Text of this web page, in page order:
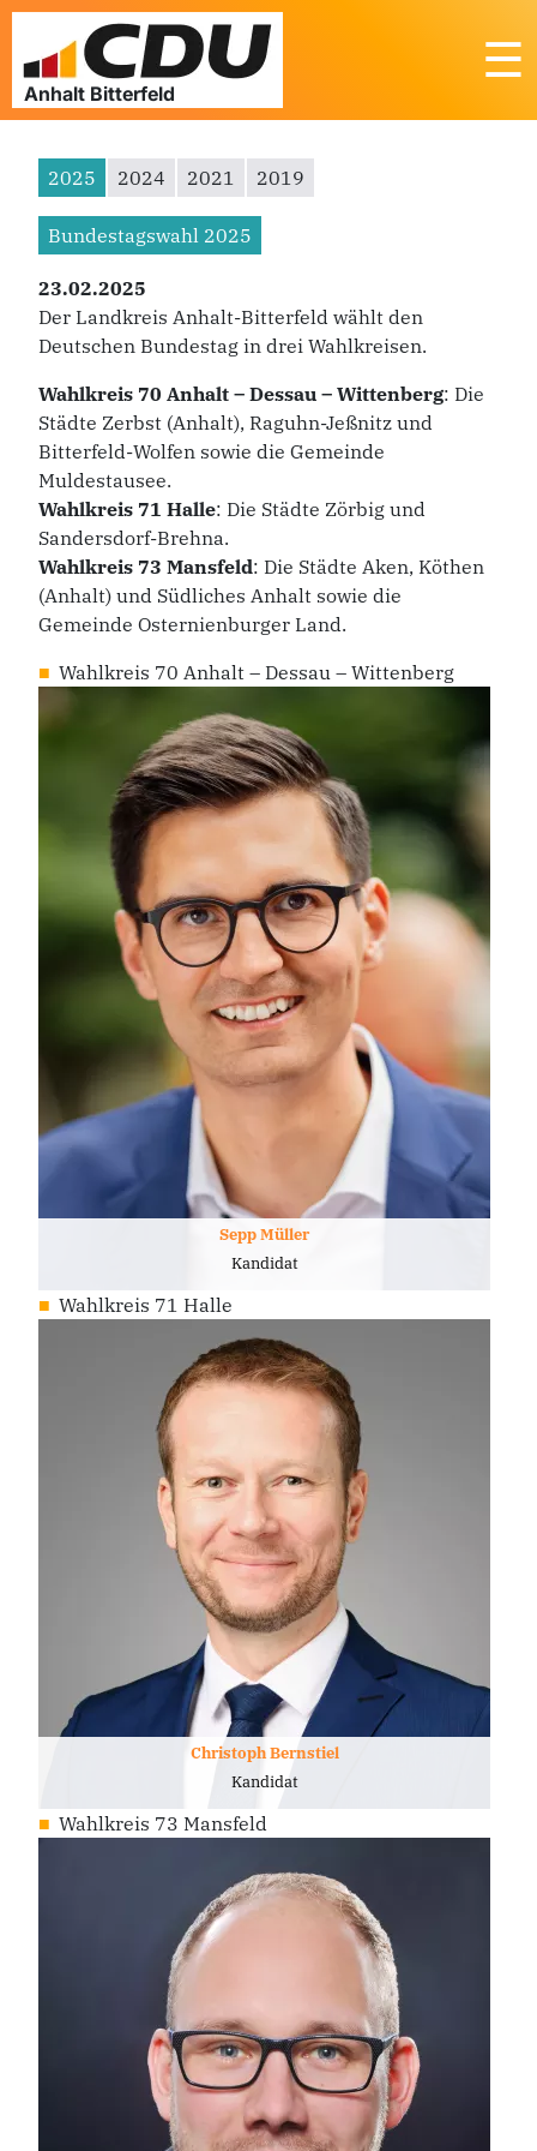
☰
2025 2024 2021 2019
Bundestagswahl 2025
23.02.2025
Der Landkreis Anhalt-Bitterfeld wählt den
Deutschen Bundestag in drei Wahlkreisen.
Wahlkreis 70 Anhalt – Dessau – Wittenberg: Die
Städte Zerbst (Anhalt), Raguhn-Jeßnitz und
Bitterfeld-Wolfen sowie die Gemeinde
Muldestausee.
Wahlkreis 71 Halle: Die Städte Zörbig und
Sandersdorf-Brehna.
Wahlkreis 73 Mansfeld: Die Städte Aken, Köthen
(Anhalt) und Südliches Anhalt sowie die
Gemeinde Osternienburger Land.
Wahlkreis 70 Anhalt – Dessau – Wittenberg
Sepp Müller
Kandidat
Wahlkreis 71 Halle
Christoph Bernstiel
Kandidat
Wahlkreis 73 Mansfeld